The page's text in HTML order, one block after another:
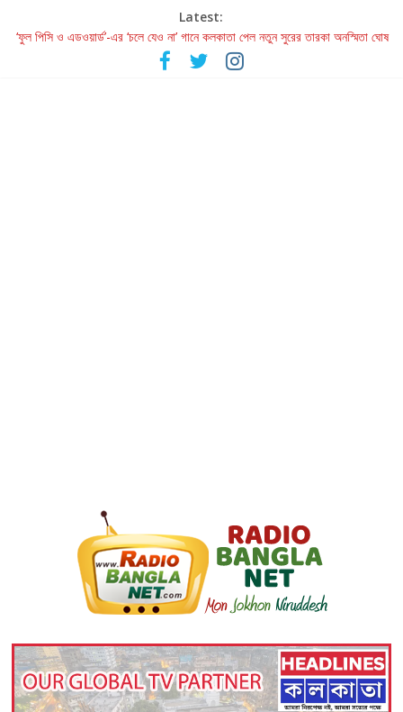
Latest:
‘ফুল পিসি ও এডওয়ার্ড’-এর ‘চলে যেও না’ গানে কলকাতা পেল নতুন সুরের তারকা অনস্মিতা ঘোষ
রবীন্দ্রনাথ ও গুলজারের সৃষ্টির মেলবন্ধনে মুগ্ধ করল ‘দুই তারার দোতারা’
কলের গান থেকে রীলস্ — বাঙালির গান শোনার বিবর্তনের গল্প